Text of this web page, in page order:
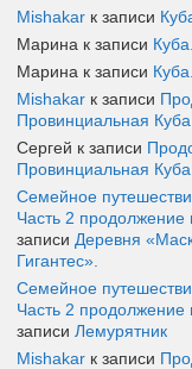
Mishakar к записи
Марина к записи
Марина к записи
Mishakar к записи
Провинциальная Куба.
Сергей к записи
Провинциальная Куба.
Семейное
Часть 2 продолжение
записи Деревня
Гигантес».
Семейное
Часть 2 продолжение
записи Лемурятник
Mishakar к записи